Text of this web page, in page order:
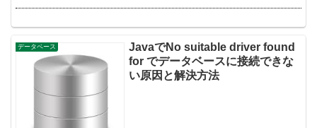
データベース
JavaでNo suitable driver found
for でデータベースに接続できな
い原因と解決方法